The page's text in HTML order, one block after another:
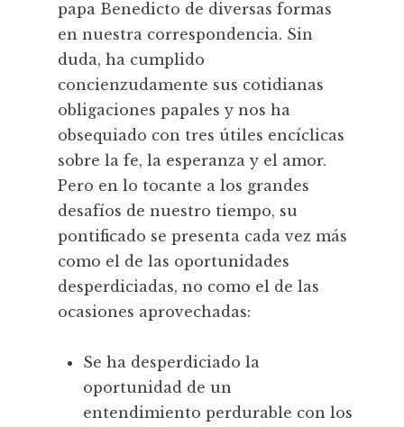
papa Benedicto de diversas formas
en nuestra correspondencia. Sin
duda, ha cumplido
concienzudamente sus cotidianas
obligaciones papales y nos ha
obsequiado con tres útiles encíclicas
sobre la fe, la esperanza y el amor.
Pero en lo tocante a los grandes
desafíos de nuestro tiempo, su
pontificado se presenta cada vez más
como el de las oportunidades
desperdiciadas, no como el de las
ocasiones aprovechadas:
Se ha desperdiciado la
oportunidad de un
entendimiento perdurable con los